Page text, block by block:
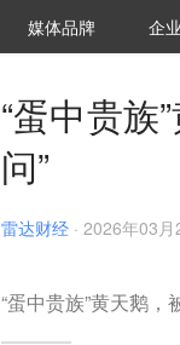
媒体品牌 36Kr
企
“蛋中贵族
问”
雷达财经 · 2026年03
“蛋中贵族”黄天鹅，